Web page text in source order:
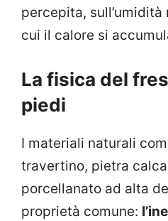
percepita,
cui il calore si
La fisica del
piedi
I materiali naturali
travertino, pietra
porcellanato ad alta
proprietà comune: